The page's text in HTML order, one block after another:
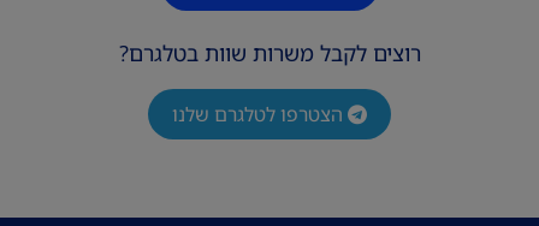
רוצים לקבל משרות שוות בטלגרם?
הצטרפו לטלגרם שלנו